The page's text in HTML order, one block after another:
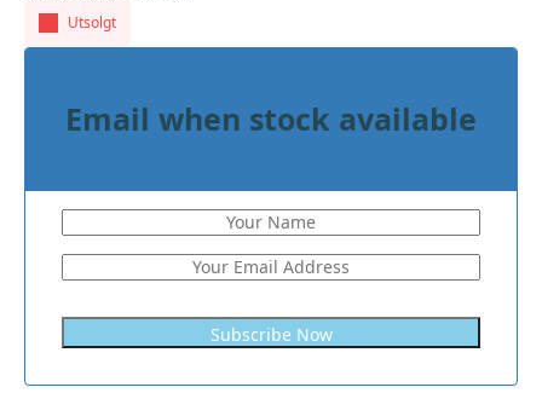
Utsolgt
Email when stock available